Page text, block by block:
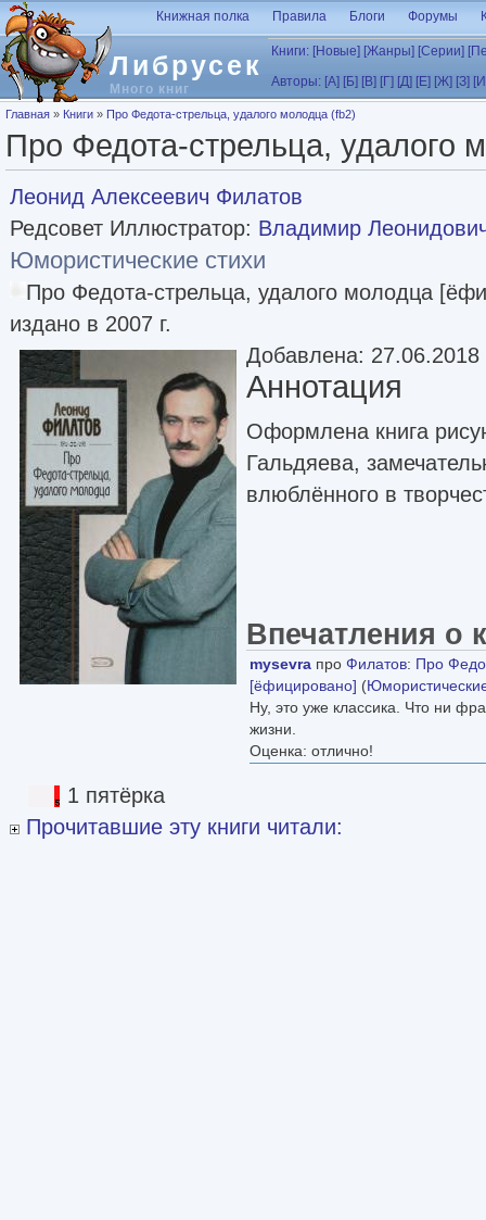
Перейти к основному содержанию
Либрусек
Много книг
Книжная полка Правила Блоги Форумы
Книги: [Новые] [Жанры] [Серии]
Авторы: [А] [Б] [В] [Г] [Д] [Е] [Ж] [З]
Вы здесь
Главная » Книги » Про Федота-стрельца, удалого молодца (fb2)
Про Федота-стрельца, удалого
Леонид Алексеевич Филатов
Редсовет Иллюстратор: Владимир
Юмористические стихи
Про Федота-стрельца, удалого молодца
издано в 2007 г.
Добавлена: 27.06.2018
Аннотация
Оформлена книга
Гальдяева,
влюблённого в
Впечатления о
mysevra про Филатов: Про
[ёфицировано] (
Ну, это уже классика. Что ни
жизни.
Оценка: отлично!
1 пятёрка
Прочитавшие эту книги читали: